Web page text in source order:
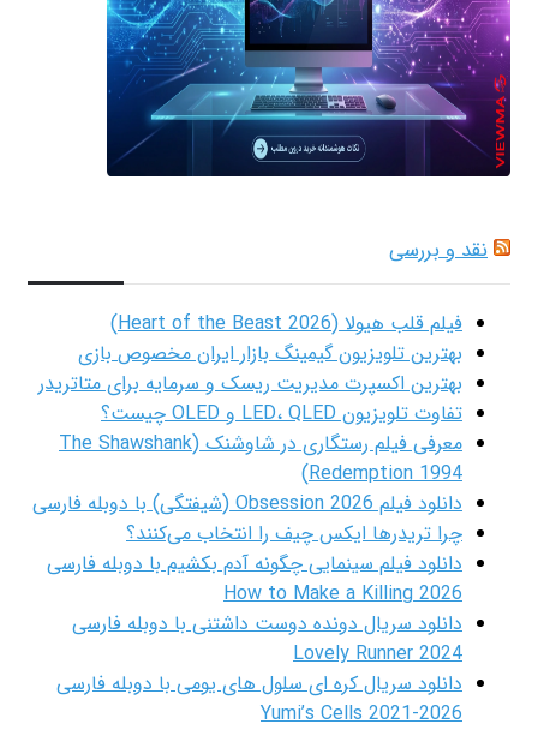
نقد و بررسی
فیلم قلب هیولا (Heart of the Beast 2026)
بهترین تلویزیون گیمینگ بازار ایران مخصوص بازی
بهترین اکسپرت مدیریت ریسک و سرمایه برای متاتریدر
تفاوت تلویزیون LED، QLED و OLED چیست؟
معرفی فیلم رستگاری در شاوشنک (The Shawshank
Redemption 1994)
دانلود فیلم Obsession 2026 (شیفتگی) با دوبله فارسی
چرا تریدرها ایکس چیف را انتخاب می‌کنند؟
دانلود فیلم سینمایی چگونه آدم بکشیم با دوبله فارسی
How to Make a Killing 2026
دانلود سریال دونده دوست داشتنی با دوبله فارسی
Lovely Runner 2024
دانلود سریال کره ای سلول های یومی با دوبله فارسی
Yumi’s Cells 2021-2026